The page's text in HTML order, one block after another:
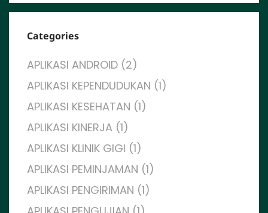
Categories
APLIKASI ANDROID (2)
APLIKASI KEPENDUDUKAN (1)
APLIKASI KESEHATAN (1)
APLIKASI KINERJA (1)
APLIKASI KLINIK GIGI (1)
APLIKASI PEMINJAMAN (1)
APLIKASI PENGIRIMAN (1)